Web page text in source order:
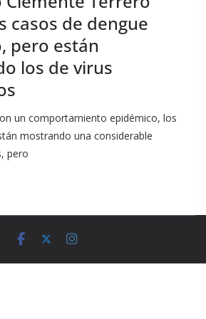
casos de dengue
pero están
los de virus
un comportamiento epidémico, los
mostrando una considerable
pero